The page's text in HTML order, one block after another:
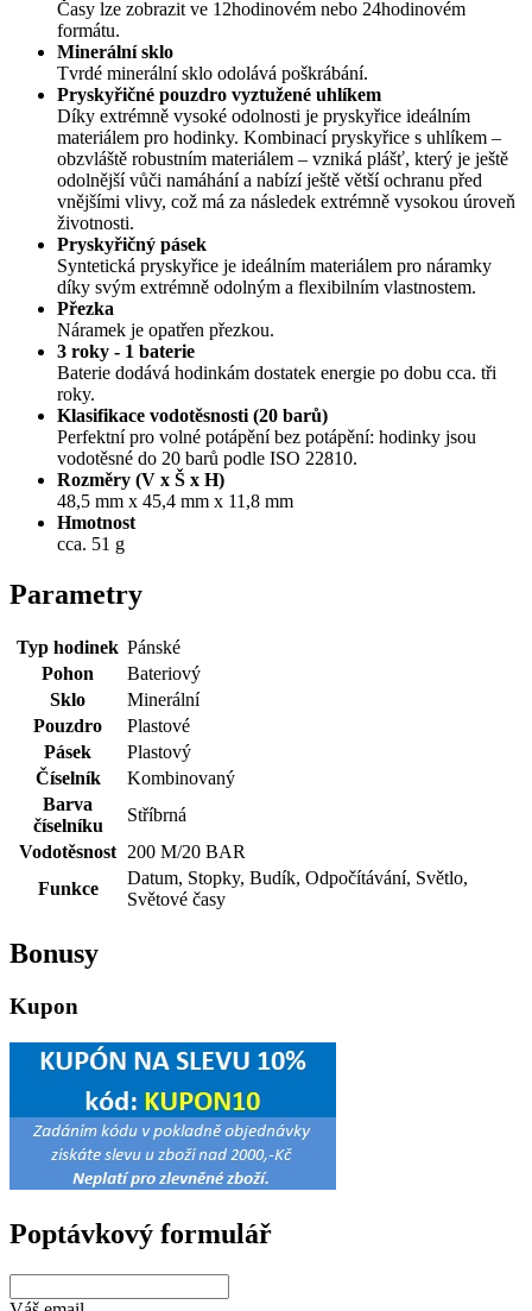
Časy lze zobrazit ve 12hodinovém nebo 24hodinovém
formátu.
Minerální sklo
Tvrdé minerální sklo odolává poškrábání.
Pryskyřičné pouzdro vyztužené uhlíkem
Díky extrémně vysoké odolnosti je pryskyřice ideálním
materiálem pro hodinky. Kombinací pryskyřice s uhlíkem –
obzvláště robustním materiálem – vzniká plášť, který je ještě
odolnější vůči namáhání a nabízí ještě větší ochranu před
vnějšími vlivy, což má za následek extrémně vysokou úroveň
životnosti.
Pryskyřičný pásek
Syntetická pryskyřice je ideálním materiálem pro náramky
díky svým extrémně odolným a flexibilním vlastnostem.
Přezka
Náramek je opatřen přezkou.
3 roky - 1 baterie
Baterie dodává hodinkám dostatek energie po dobu cca. tři
roky.
Klasifikace vodotěsnosti (20 barů)
Perfektní pro volné potápění bez potápění: hodinky jsou
vodotěsné do 20 barů podle ISO 22810.
Rozměry (V x Š x H)
48,5 mm x 45,4 mm x 11,8 mm
Hmotnost
cca. 51 g
Parametry
Typ hodinek Pánské
Pohon
Bateriový
Sklo
Minerální
Pouzdro
Plastové
Pásek
Plastový
Číselník
Kombinovaný
Barva
číselníku
Stříbrná
Vodotěsnost 200 M/20 BAR
Funkce
Datum, Stopky, Budík, Odpočítávání, Světlo,
Světové časy
Bonusy
Kupon
Poptávkový formulář